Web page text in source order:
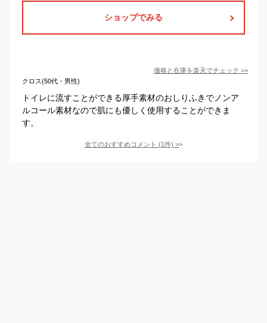
ショップでみる
価格と在庫を楽天でチェック >>
クロス(50代・男性)
トイレに流すことができる厚手素材のおしりふきでノンア
ルコール素材なので肌にも優しく使用することができま
す。
全てのおすすめコメント (1件) >